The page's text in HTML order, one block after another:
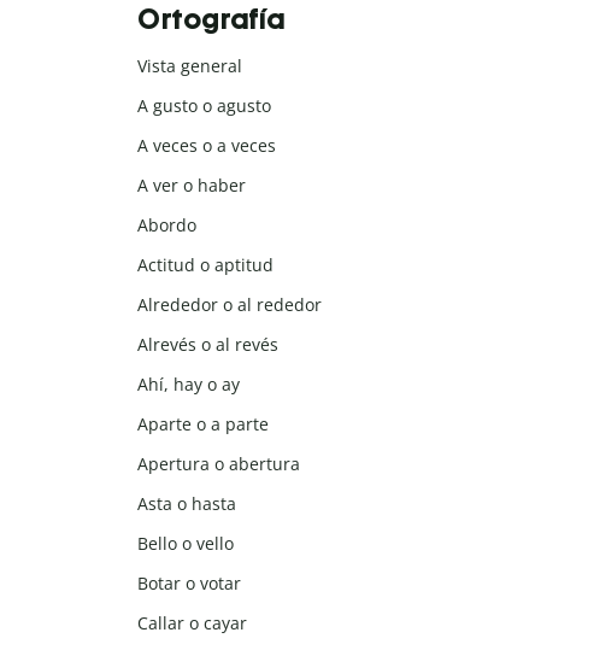
Ortografía
Vista general
A gusto o agusto
A veces o a veces
A ver o haber
Abordo
Actitud o aptitud
Alrededor o al rededor
Alrevés o al revés
Ahí, hay o ay
Aparte o a parte
Apertura o abertura
Asta o hasta
Bello o vello
Botar o votar
Callar o cayar